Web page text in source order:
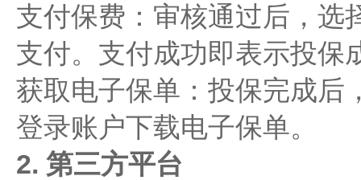
支付保费：审核通过后，选
支付。支付成功即表示投保
获取电子保单：投保完成后
登录账户下载电子保单。
2. 第三方平台